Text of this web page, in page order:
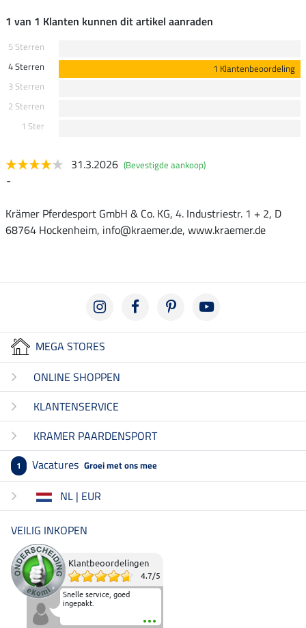
1 van 1 Klanten kunnen dit artikel aanraden
5 Sterren
4 Sterren
1 Klantenbeoordeling
3 Sterren
2 Sterren
1 Ster
31.3.2026 (Bevestigde aankoop)
-
Krämer Pferdesport GmbH & Co. KG, 4. Industriestr. 1 + 2, D
68764 Hockenheim, info@kraemer.de, www.kraemer.de
MEGA STORES
ONLINE SHOPPEN
KLANTENSERVICE
KRAMER PAARDENSPORT
1 Vacatures Groei met ons mee
NL | EUR
VEILIG INKOPEN
Klantbeoordelingen
4.7/5
Snelle service, goed
ingepakt.